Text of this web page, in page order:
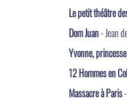
Le petit théâtre
Dom Juan- Jean
Yvonne,
12 Hommes en
Massacre à Paris